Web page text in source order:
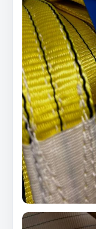
Вентиляторы
Вымпела
Весь раздел
Смазочные
Масла
Охладжающие
Технические
Весь раздел